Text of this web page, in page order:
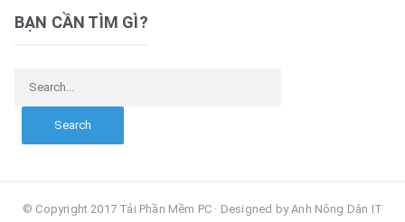
BẠN CẦN TÌM GÌ?
© Copyright 2017 Tải Phần Mềm PC · Designed by Anh Nông Dân IT